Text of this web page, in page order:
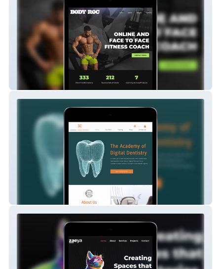
Body By Roc
The Academy of Digital Dentistry